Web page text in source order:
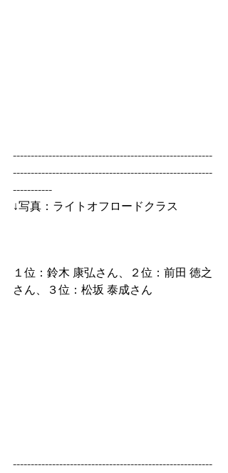
--------------------------------------------------------
--------------------------------------------------------
-----------
↓写真：ライトオフロードクラス
１位：鈴木 康弘さん、２位：前田 徳之
さん、３位：松坂 泰成さん
--------------------------------------------------------